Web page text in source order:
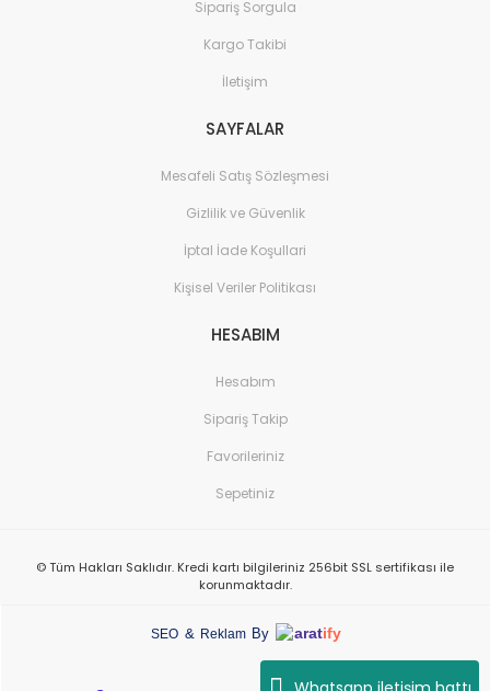
Sipariş Sorgula
Kargo Takibi
İletişim
SAYFALAR
Mesafeli Satış Sözleşmesi
Gizlilik ve Güvenlik
İptal İade Koşullari
Kişisel Veriler Politikası
HESABIM
Hesabım
Sipariş Takip
Favorileriniz
Sepetiniz
© Tüm Hakları Saklıdır. Kredi kartı bilgileriniz 256bit SSL sertifikası ile
korunmaktadır.
SEO & Reklam By aratify